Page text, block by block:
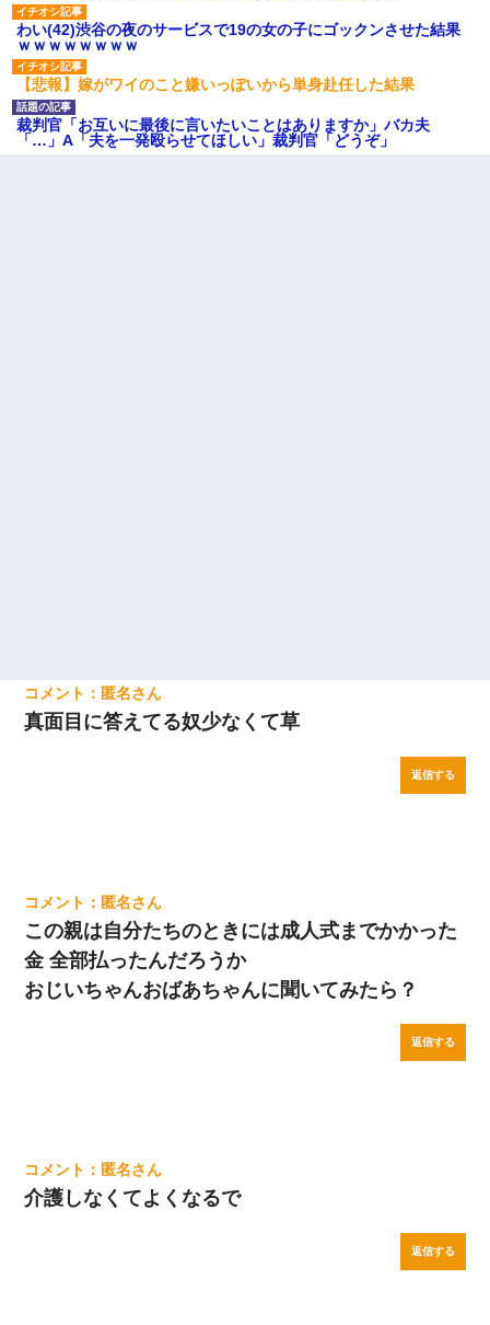
わい(42)渋谷の夜のサービスで19の女の子にゴックンさせた結果
ｗｗｗｗｗｗｗｗ
【悲報】嫁がワイのこと嫌いっぽいから単身赴任した結果
裁判官「お互いに最後に言いたいことはありますか」バカ夫
「…」A「夫を一発殴らせてほしい」裁判官「どうぞ」
匿名
真面目に答えてる奴少なくて草
返信する
匿名
この親は自分たちのときには成人式までかかった
金 全部払ったんだろうか
おじいちゃんおばあちゃんに聞いてみたら？
返信する
匿名
介護しなくてよくなるで
返信する